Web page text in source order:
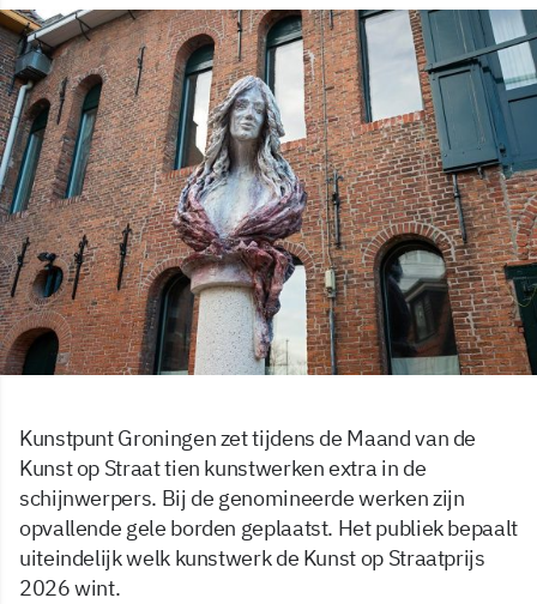
Kunstpunt Groningen zet tijdens de Maand van de
Kunst op Straat tien kunstwerken extra in de
schijnwerpers. Bij de genomineerde werken zijn
opvallende gele borden geplaatst. Het publiek bepaalt
uiteindelijk welk kunstwerk de Kunst op Straatprijs
2026 wint.